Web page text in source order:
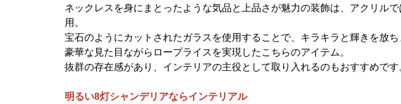
ネックレスを身にまとったような気品と上品さが魅力の装飾は、アクリル
用。
宝石のようにカットされたガラスを使用することで、キラキラと輝きを放ち
豪華な見た目ながらロープライスを実現したこちらのアイテム。
抜群の存在感があり、インテリアの主役として取り入れるのもおすすめです
明るい8灯シャンデリアならインテリアル